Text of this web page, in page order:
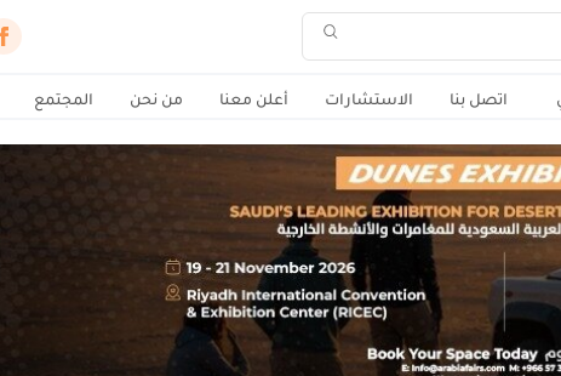
اتصل بنا الاستشارات أعلن معنا من نحن المجتمع